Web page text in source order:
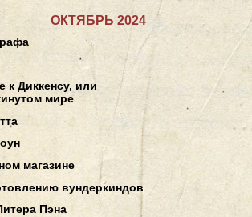
ОКТЯБРЬ 2024
к Диккенсу, или
мире
магазине
вундеркиндов
Пэна